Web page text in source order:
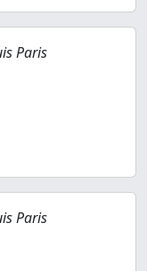
Paris
Paris